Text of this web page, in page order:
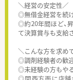
＼経営の安定性／
◎無借金経営を続
◎約20年間ほど、
て決算賞与も支給
＼こんな方を求め
◎調剤経験者の歓迎
◎未経験の方もや